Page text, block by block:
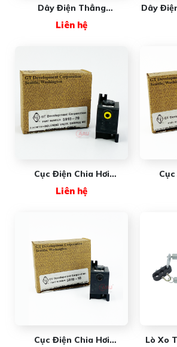
Dây Điện Thẳng
Liên hệ
Dây
Cục Điện Chia Hơi
800059103 GT
Liên hệ
Cục Điện Chia Hơi
Lò Xo